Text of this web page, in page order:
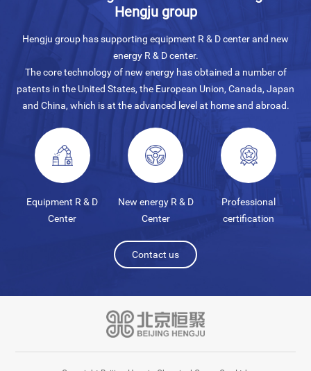
Hengju group
Hengju group has supporting equipment R & D center and new
energy R & D center.
The core technology of new energy has obtained a number of
patents in the United States, the European Union, Canada, Japan
and China, which is at the advanced level at home and abroad.
Equipment R & D
Center
New energy R & D
Center
Professional
certification
Contact us